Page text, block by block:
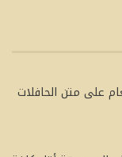
على متن الحافلات